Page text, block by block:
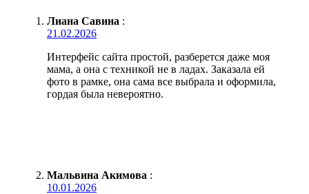
Лиана Савина :
21.02.2026
Интерфейс сайта простой, разберется даже моя
мама, а она с техникой не в ладах. Заказала ей
фото в рамке, она сама все выбрала и оформила,
гордая была невероятно.
Мальвина Акимова :
10.01.2026